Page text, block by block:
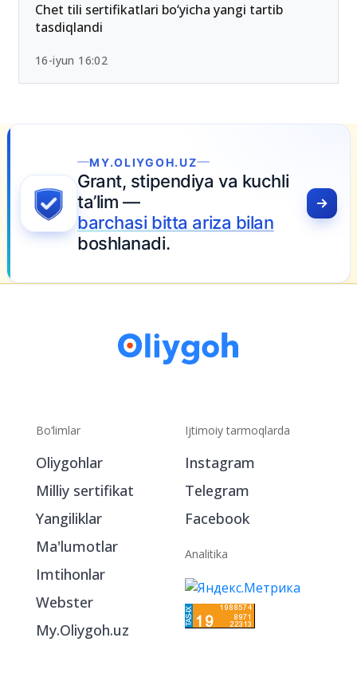
Chet tili sertifikatlari bo‘yicha yangi tartib
tasdiqlandi
16-iyun 16:02
stipendiya va kuchli
bitta ariza bilan
Bo‘limlar
Oliygohlar
Imtihonlar
Ijtimoiy tarmoqlarda
Telegram
Facebook
Analitika